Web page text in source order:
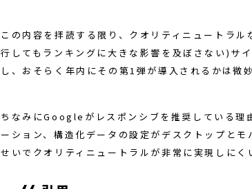
この内容を拝読する限り、クオリティニュートラ
行してもランキングに大きな影響を及ぼさない)サ
し、おそらく年内にその第1弾が導入されるかは微
ちなみにGoogleがレスポンシブを推奨している理
ーション、構造化データの設定がデスクトップと
せいでクオリティニュートラルが非常に実現しにく